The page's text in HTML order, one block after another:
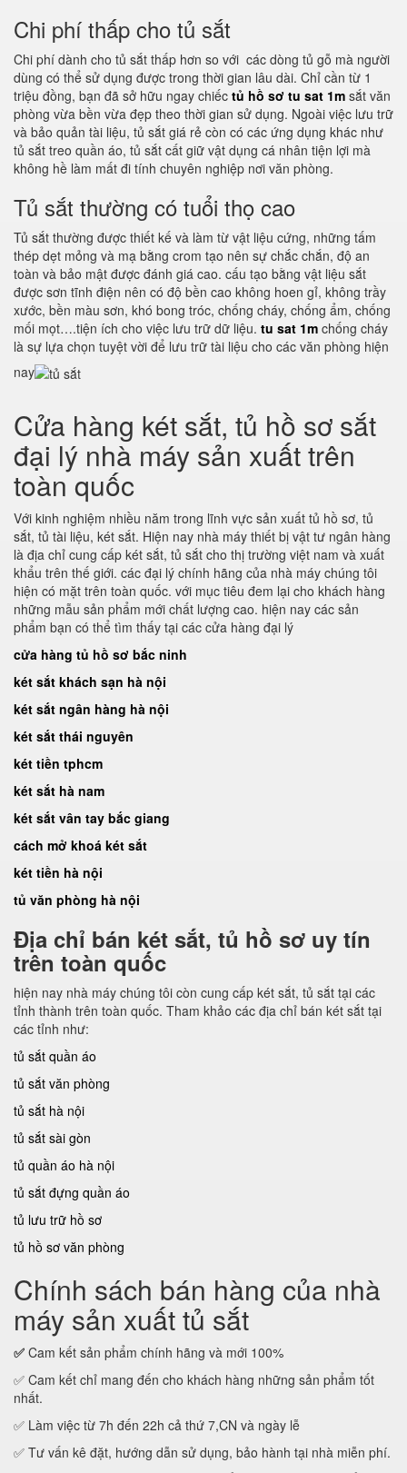
Chi phí thấp cho tủ sắt
Chi phí dành cho tủ sắt thấp hơn so với các dòng tủ gỗ mà người
dùng có thể sử dụng được trong thời gian lâu dài. Chỉ cần từ 1
triệu đồng, bạn đã sở hữu ngay chiếc tủ hồ sơ tu sat 1m sắt văn
phòng vừa bền vừa đẹp theo thời gian sử dụng. Ngoài việc lưu trữ
và bảo quản tài liệu, tủ sắt giá rẻ còn có các ứng dụng khác như
tủ sắt treo quần áo, tủ sắt cất giữ vật dụng cá nhân tiện lợi mà
không hề làm mất đi tính chuyên nghiệp nơi văn phòng.
Tủ sắt thường có tuổi thọ cao
Tủ sắt thường được thiết kế và làm từ vật liệu cứng, những tấm
thép dẹt mỏng và mạ bằng crom tạo nên sự chắc chắn, độ an
toàn và bảo mật được đánh giá cao. cấu tạo bằng vật liệu sắt
được sơn tĩnh điện nên có độ bền cao không hoen gỉ, không trầy
xước, bền màu sơn, khó bong tróc, chống cháy, chống ẩm, chống
mối mọt….tiện ích cho việc lưu trữ dữ liệu. tu sat 1m chống cháy
là sự lựa chọn tuyệt vời để lưu trữ tài liệu cho các văn phòng hiện
nay
Cửa hàng két sắt, tủ hồ sơ sắt
đại lý nhà máy sản xuất trên
toàn quốc
Với kinh nghiệm nhiều năm trong lĩnh vực sản xuất tủ hồ sơ, tủ
sắt, tủ tài liệu, két sắt. Hiện nay nhà máy thiết bị vật tư ngân hàng
là địa chỉ cung cấp két sắt, tủ sắt cho thị trường việt nam và xuất
khẩu trên thế giới. các đại lý chính hãng của nhà máy chúng tôi
hiện có mặt trên toàn quốc. với mục tiêu đem lại cho khách hàng
những mẫu sản phẩm mới chất lượng cao. hiện nay các sản
phẩm bạn có thể tìm thấy tại các cửa hàng đại lý
cửa hàng tủ hồ sơ bắc ninh
két sắt khách sạn hà nội
két sắt ngân hàng hà nội
két sắt thái nguyên
két tiền tphcm
két sắt hà nam
két sắt vân tay bắc giang
cách mở khoá két sắt
két tiền hà nội
tủ văn phòng hà nội
Địa chỉ bán két sắt, tủ hồ sơ uy tín
trên toàn quốc
hiện nay nhà máy chúng tôi còn cung cấp két sắt, tủ sắt tại các
tỉnh thành trên toàn quốc. Tham khảo các địa chỉ bán két sắt tại
các tỉnh như:
tủ sắt quần áo
tủ sắt văn phòng
tủ sắt hà nội
tủ sắt sài gòn
tủ quần áo hà nội
tủ sắt đựng quần áo
tủ lưu trữ hồ sơ
tủ hồ sơ văn phòng
Chính sách bán hàng của nhà
máy sản xuất tủ sắt
✅ Cam kết sản phẩm chính hãng và mới 100%
✅ Cam kết chỉ mang đến cho khách hàng những sản phẩm tốt
nhất.
✅ Làm việc từ 7h đến 22h cả thứ 7,CN và ngày lễ
✅ Tư vấn kê đặt, hướng dẫn sử dụng, bảo hành tại nhà miễn phí.